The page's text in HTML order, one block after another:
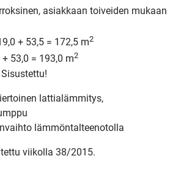
asiakkaan toiveiden mukaan
+ 53,5 = 172,5 m2
+ 53,0 = 193,0 m2
Sisustettu!
lattialämmitys,
lämmöntalteenotolla
viikolla 38/2015.